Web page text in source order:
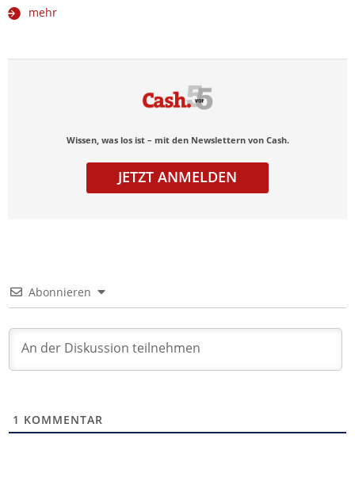
mehr
Wissen, was los ist – mit den Newslettern von Cash.
JETZT ANMELDEN
Abonnieren
1 KOMMENTAR